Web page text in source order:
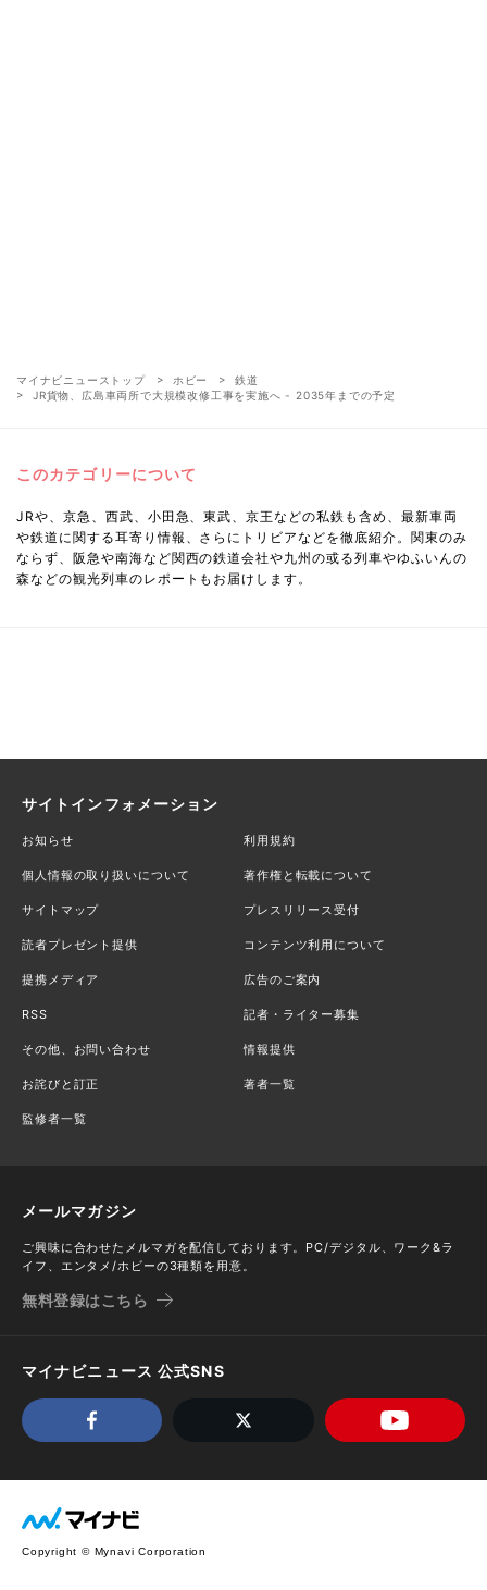
マイナビニューストップ ホビー
鉄道
JR貨物、広島車両所で大規模改修工事を実施へ - 2035年までの予定
このカテゴリーについて
JRや、京急、西武、小田急、東武、京王などの私鉄も含め、最新車両
や鉄道に関する耳寄り情報、さらにトリビアなどを徹底紹介。関東のみ
ならず、阪急や南海など関西の鉄道会社や九州の或る列車やゆふいんの
森などの観光列車のレポートもお届けします。
サイトインフォメーション
お知らせ 利用規約
個人情報の取り扱いについて 著作権と転載について
サイトマップ プレスリリース受付
読者プレゼント提供 コンテンツ利用について
提携メディア 広告のご案内
RSS 記者・ライター募集
その他、お問い合わせ 情報提供
お詫びと訂正 著者一覧
監修者一覧
メールマガジン
ご興味に合わせたメルマガを配信しております。PC/デジタル、ワーク&ラ
イフ、エンタメ/ホビーの3種類を用意。
無料登録はこちら
マイナビニュース 公式SNS
Copyright © Mynavi Corporation